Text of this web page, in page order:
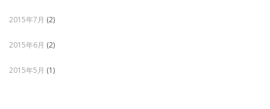
2015年7月 (2)
2015年6月 (2)
2015年5月 (1)